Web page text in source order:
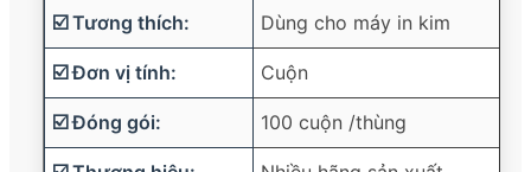
☑️ Tương thích: Dùng cho máy in kim
☑️ Đơn vị tính: Cuộn
☑️ Đóng gói: 100 cuộn /thùng